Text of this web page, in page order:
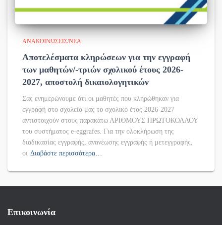
ΑΝΑΚΟΙΝΏΣΕΙΣ/ΝΈΑ
Αποτελέσματα κληρώσεων για την εγγραφή
των μαθητών/-τριών σχολικού έτους 2026-
2027, αποστολή δικαιολογητικών
Σας ενημερώνουμε ότι οι μαθητές που κληρώθηκαν για
εγγραφή στο σχολείο μας το σχολικό έτος 2026-2027
αντιστοιχούν στους παρακάτω ΑΡΙΘΜΟΥΣ ΠΡΩΤΟΚΟΛΛΟΥ
του συστήματος e-eggrafes. Για την ολοκλήρωση της
διαδικασίας εγγραφής, ανανέωσης εγγραφής ή μετεγγραφής,
οι Διαβάστε περισσότερα…
Επικοινωνία